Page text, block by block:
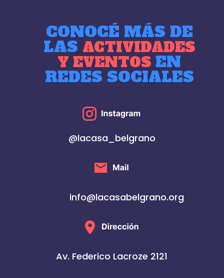
CONOCÉ MÁS DE
LAS ACTIVIDADES
Y EVENTOSEN
REDES SOCIALES
@lacasa_belgrano
info@lacasabelgrano.org
Av. Federico Lacroze 2121